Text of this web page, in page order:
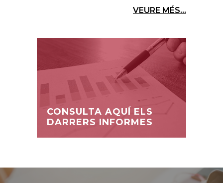
VEURE MÉS...
CONSULTA AQUÍ ELS
DARRERS INFORMES